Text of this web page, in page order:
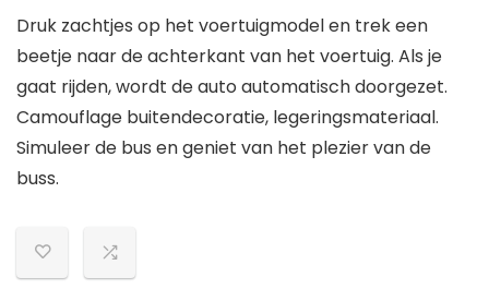
Druk zachtjes op het voertuigmodel en trek een
beetje naar de achterkant van het voertuig. Als je
gaat rijden, wordt de auto automatisch doorgezet.
Camouflage buitendecoratie, legeringsmateriaal.
Simuleer de bus en geniet van het plezier van de
buss.